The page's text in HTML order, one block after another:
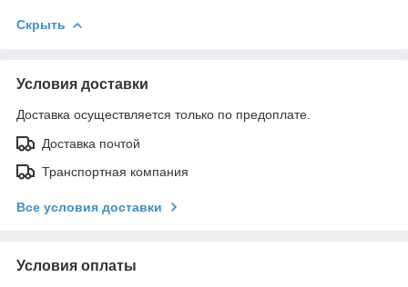
Скрыть
Условия доставки
Доставка осуществляется только по предоплате.
Доставка почтой
Транспортная компания
Все условия доставки
Условия оплаты